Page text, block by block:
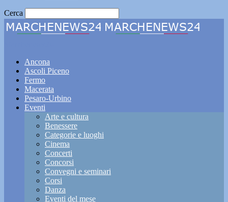
Cerca
Ancona
Ascoli Piceno
Fermo
Macerata
Pesaro-Urbino
Eventi
Arte e cultura
Benessere
Categorie e luoghi
Cinema
Concerti
Concorsi
Convegni e seminari
Corsi
Danza
Eventi del mese